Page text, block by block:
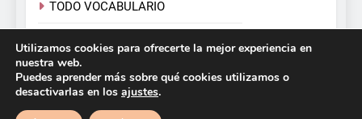
TODO VOCABULARIO
Español para Extranjeros. Victoria Monera y Carmen
Calvo. 2026. Funciona gracias a
Utilizamos cookies para ofrecerte la mejor experiencia en
nuestra web.
Puedes aprender más sobre qué cookies utilizamos o
desactivarlas en los ajustes.